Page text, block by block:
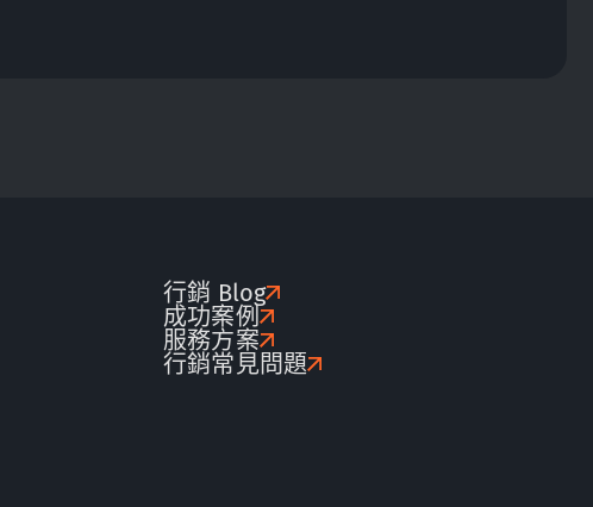
行銷 Blog
成功案例
服務方案
行銷常見問題